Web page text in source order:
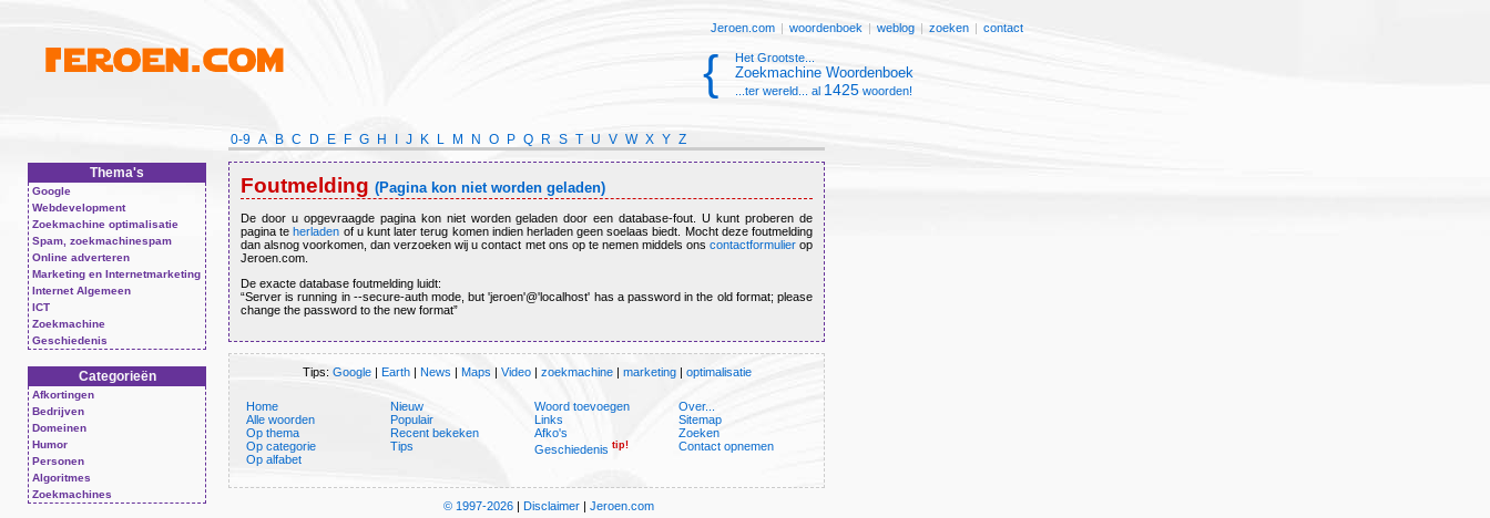
Jeroen.com | woordenboek | weblog | zoeken | contact
{ Het Grootste...
Zoekmachine Woordenboek
...ter wereld... al 1425woorden!
Thema's
Google
Webdevelopment
Zoekmachine optimalisatie
Spam, zoekmachinespam
Online adverteren
Marketing en Internetmarketing
Internet Algemeen
ICT
Zoekmachine
Geschiedenis
Categorieën
Afkortingen
Bedrijven
Domeinen
Humor
Personen
Algoritmes
Zoekmachines
0-9 A B C D E F G H J K L M N O P Q R S T U V W X Y Z
Foutmelding (Pagina kon niet worden geladen)
De door u opgevraagde pagina kon niet worden geladen door een database-fout. U kunt proberen de
pagina teherladen of u kunt later terug komen indien herladen geen soelaas biedt. Mocht deze foutmelding
dan alsnog voorkomen, dan verzoeken wij u contact met ons op te nemen middels ons contactformulierop
Jeroen.com.
De exacte database foutmelding luidt:
Server is running in --secure-auth mode, but 'jeroen'@'localhost' has a password in the old format; please
change the password to the new format
Tips: Google| Earth| News | Maps | Video| zoekmachine| marketing| optimalisatie
Home
Alle woorden
Op thema
Op categorie
Op alfabet
Nieuw
Populair
Recent bekeken
Tips
Woord toevoegen
Links
Afko's
Geschiedenis tip!
Over...
Sitemap
Zoeken
Contact opnemen
© 1997-2026 Disclaimer Jeroen.com